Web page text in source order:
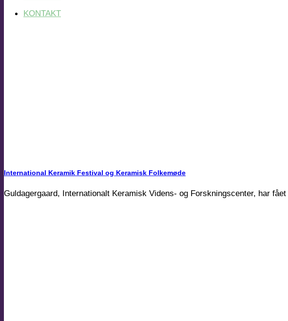
KONTAKT
International Keramik Festival og Keramisk Folkemøde
Guldagergaard, Internationalt Keramisk Videns- og Forskningscenter, har